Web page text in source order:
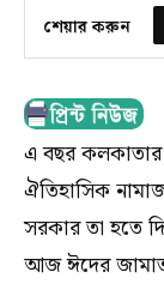
শেয়ার করুন
এ বছর কলকাতার
ঐতিহাসিক
সরকার তা হতে
আজ ঈদের